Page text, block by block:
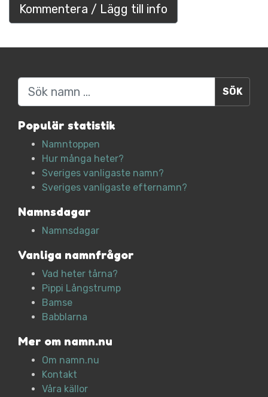
Kommentera / Lägg till info
Sök
Populär statistik
Namntoppen
Hur många heter?
Sveriges vanligaste namn?
Sveriges vanligaste efternamn?
Namnsdagar
Namnsdagar
Vanliga namnfrågor
Vad heter tårna?
Pippi Långstrump
Bamse
Babblarna
Mer om namn.nu
Om namn.nu
Kontakt
Våra källor